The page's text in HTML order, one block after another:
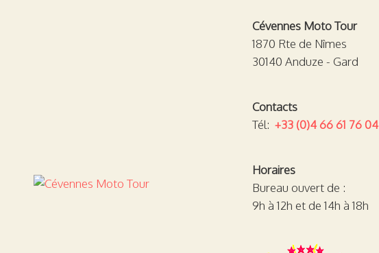
Cévennes Moto Tour
1870 Rte de Nîmes
30140 Anduze - Gard
Contacts
Tél: +33 (0)4 66 61 76 04
Horaires
Bureau ouvert de :
9h à 12h et de 14h à 18h